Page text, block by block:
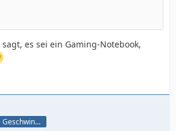
es sei ein Gaming-Notebook,
Wahnsinnige Geschwindigkeit - und los!